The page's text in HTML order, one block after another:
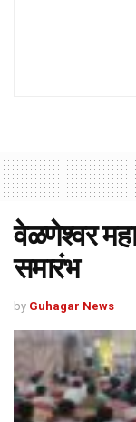
वेळणेश्वर
समारंभ
by Guhagar News